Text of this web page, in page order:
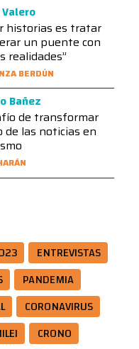
historias es tratar
un puente con
realidades”
BERDÚN
Bañez
de transformar
de las noticias en
ENTREVISTAS
PANDEMIA
CORONAVIRUS
CRONO